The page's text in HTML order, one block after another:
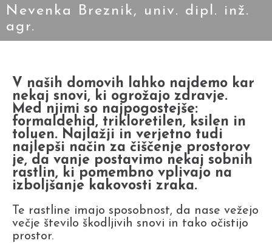
Nevenka Breznik, univ. dipl. inž.
agr.
V naših domovih lahko najdemo kar
nekaj snovi, ki ogrožajo zdravje.
Med njimi so najpogostejše:
formaldehid, trikloretilen, ksilen in
toluen. Najlažji in verjetno tudi
najlepši način za čiščenje prostorov
je, da vanje postavimo nekaj sobnih
rastlin, ki pomembno vplivajo na
izboljšanje kakovosti zraka.
Te rastline imajo sposobnost, da nase vežejo
večje število škodljivih snovi in tako očistijo
prostor.